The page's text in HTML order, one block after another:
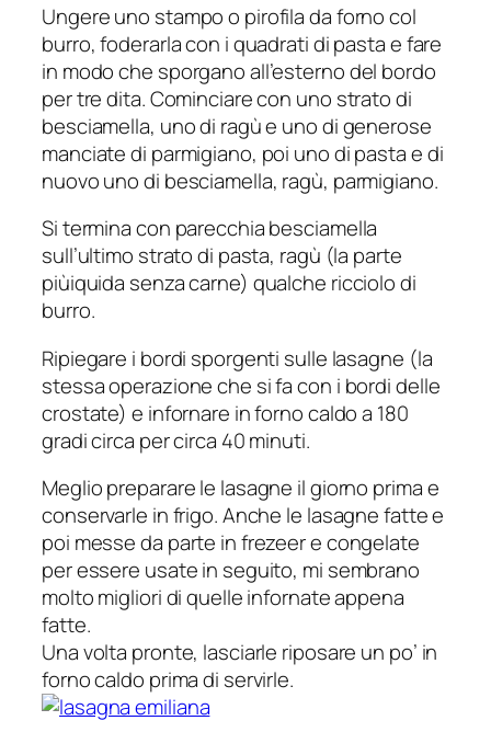
Ungere uno stampo o pirofila da forno col
burro, foderarla con i quadrati di pasta e fare
in modo che sporgano all’esterno del bordo
per tre dita. Cominciare con uno strato di
besciamella, uno di ragù e uno di generose
manciate di parmigiano, poi uno di pasta e di
nuovo uno di besciamella, ragù, parmigiano.
Si termina con parecchia besciamella
sull’ultimo strato di pasta, ragù (la parte
piùiquida senza carne) qualche ricciolo di
burro.
Ripiegare i bordi sporgenti sulle lasagne (la
stessa operazione che si fa con i bordi delle
crostate) e infornare in forno caldo a 180
gradi circa per circa 40 minuti.
Meglio preparare le lasagne il giorno prima e
conservarle in frigo. Anche le lasagne fatte e
poi messe da parte in frezeer e congelate
per essere usate in seguito, mi sembrano
molto migliori di quelle infornate appena
fatte.
Una volta pronte, lasciarle riposare un po’ in
forno caldo prima di servirle.